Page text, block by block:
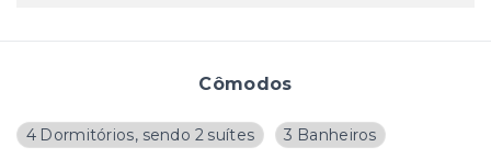
Cômodos
4 Dormitórios, sendo 2 suítes
3 Banheiros